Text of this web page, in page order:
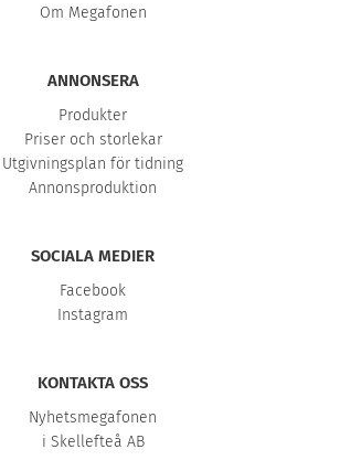
Om Megafonen
ANNONSERA
Produkter
Priser och storlekar
Utgivningsplan för tidning
Annonsproduktion
SOCIALA MEDIER
Facebook
Instagram
KONTAKTA OSS
Nyhetsmegafonen
i Skellefteå AB